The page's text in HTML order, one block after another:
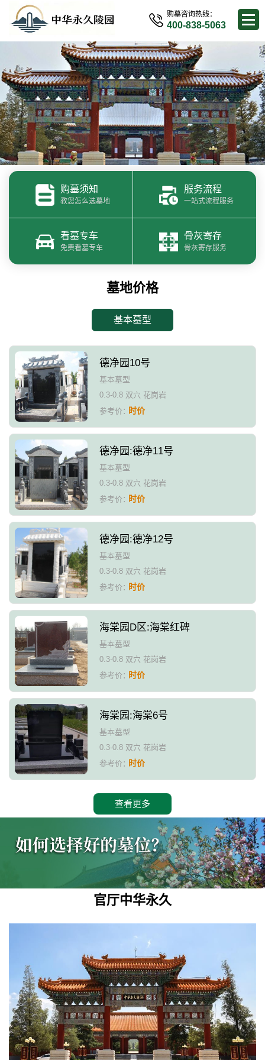
购墓咨询热线：
400-838-5063
购墓须知
教您怎么选墓地
服务流程
一站式流程服务
看墓专车
免费看墓专车
骨灰寄存
骨灰寄存服务
墓地价格
基本墓型
德净园10号
基本墓型
0.3-0.8 双穴 花岗岩
参考价：时价
德净园:德净11号
基本墓型
0.3-0.8 双穴 花岗岩
参考价：时价
德净园:德净12号
基本墓型
0.3-0.8 双穴 花岗岩
参考价：时价
海棠园D区:海棠红碑
基本墓型
0.3-0.8 双穴 花岗岩
参考价：时价
海棠园:海棠6号
基本墓型
0.3-0.8 双穴 花岗岩
参考价：时价
查看更多
官厅中华永久